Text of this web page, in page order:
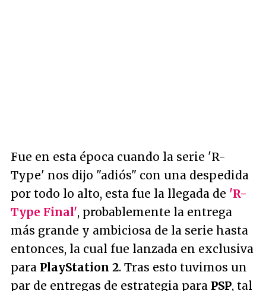
Fue en esta época cuando la serie 'R-
Type' nos dijo "adiós" con una despedida
por todo lo alto, esta fue la llegada de 'R-
Type Final', probablemente la entrega
más grande y ambiciosa de la serie hasta
entonces, la cual fue lanzada en exclusiva
para PlayStation 2. Tras esto tuvimos un
par de entregas de estrategia para PSP, tal